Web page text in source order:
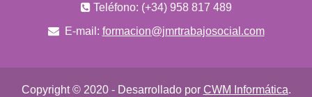
Teléfono: (+34) 958 817 489
E-mail: formacion@jmrtrabajosocial.com
Copyright © 2020 - Desarrollado por CWM Informática.